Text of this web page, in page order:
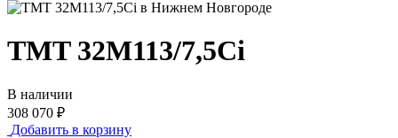
TMT 32M113/7,5Ci
В наличии
308 070 ₽
Добавить в корзину